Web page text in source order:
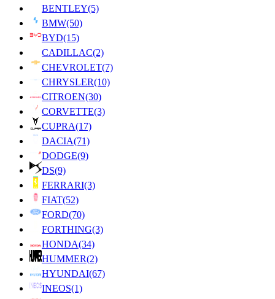
BENTLEY(5)
BMW(50)
BYD(15)
CADILLAC(2)
CHEVROLET(7)
CHRYSLER(10)
CITROEN(30)
CORVETTE(3)
CUPRA(17)
DACIA(71)
DODGE(9)
DS(9)
FERRARI(3)
FIAT(52)
FORD(70)
FORTHING(3)
HONDA(34)
HUMMER(2)
HYUNDAI(67)
INEOS(1)